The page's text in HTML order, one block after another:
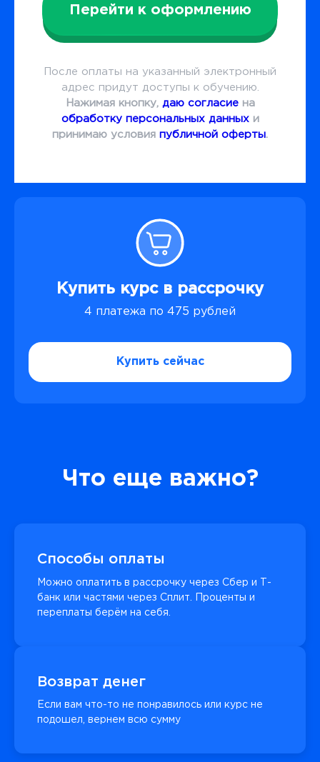
Перейти к оформлению
После оплаты на указанный электронный
адрес придут доступы к обучению.
Нажимая кнопку, даю согласиена
обработку персональных данныхи
принимаю условия публичной оферты.
Купить курс в рассрочку
4 платежа по 475 рублей
Купить сейчас
Что еще важно?
Способы оплаты
Можно оплатить в рассрочку через Сбер и Т-
банк или частями через Сплит. Проценты и
переплаты берём на себя.
Возврат денег
Если вам что-то не понравилось или курс не
подошел, вернем всю сумму